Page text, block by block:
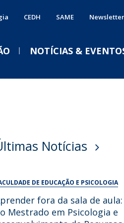
CEDH SAME Newsletter
NOTÍCIAS &
Acolhimento aos
estudantes da
2026/2027
Qui, 03 Set 2026 - 18:30
e empregabilidade
Serviços Académicos
Vida no campus
Portal Career Services
Notícias
DE EDUCAÇÃO E PSICOLOGIA
fora da sala de
Mestrado em Psicologia e